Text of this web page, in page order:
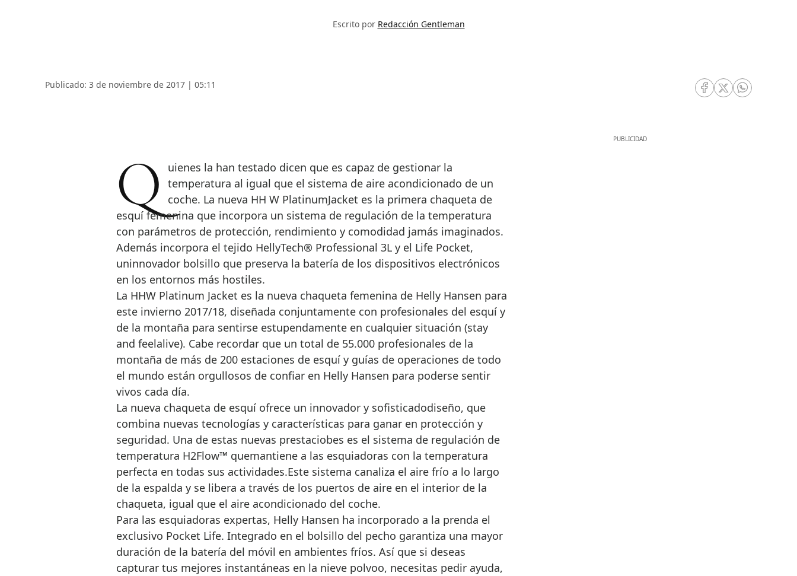
Escrito por Redacción Gentleman
Publicado: 3 de noviembre de 2017 | 05:11
RRSS Facebook
RRSS Twitter
RRSS
Quienes la han testado dicen que es capaz de gestionar la
temperatura al igual que el sistema de aire acondicionado de un
coche. La nueva HH W PlatinumJacket es la primera chaqueta de
esquí femenina que incorpora un sistema de regulación de la temperatura
con parámetros de protección, rendimiento y comodidad jamás imaginados.
Además incorpora el tejido HellyTech® Professional 3L y el Life Pocket,
uninnovador bolsillo que preserva la batería de los dispositivos electrónicos
en los entornos más hostiles.
La HHW Platinum Jacket es la nueva chaqueta femenina de Helly Hansen para
este invierno 2017/18, diseñada conjuntamente con profesionales del esquí y
de la montaña para sentirse estupendamente en cualquier situación (stay
and feelalive). Cabe recordar que un total de 55.000 profesionales de la
montaña de más de 200 estaciones de esquí y guías de operaciones de todo
el mundo están orgullosos de confiar en Helly Hansen para poderse sentir
vivos cada día.
La nueva chaqueta de esquí ofrece un innovador y sofisticadodiseño, que
combina nuevas tecnologías y características para ganar en protección y
seguridad. Una de estas nuevas prestaciobes es el sistema de regulación de
temperatura H2Flow™ quemantiene a las esquiadoras con la temperatura
perfecta en todas sus actividades.Este sistema canaliza el aire frío a lo largo
de la espalda y se libera a través de los puertos de aire en el interior de la
chaqueta, igual que el aire acondicionado del coche.
Para las esquiadoras expertas, Helly Hansen ha incorporado a la prenda el
exclusivo Pocket Life. Integrado en el bolsillo del pecho garantiza una mayor
duración de la batería del móvil en ambientes fríos. Así que si deseas
capturar tus mejores instantáneas en la nieve polvoo, necesitas pedir ayuda,